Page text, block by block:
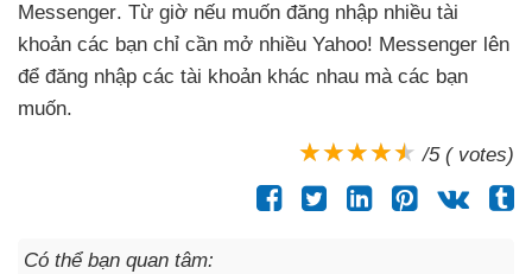
Messenger. Từ giờ nếu muốn đăng nhập nhiều tài
khoản các bạn chỉ cần mở nhiều Yahoo! Messenger lên
để đăng nhập các tài khoản khác nhau mà các bạn
muốn.
/5 ( votes)
Có thể bạn quan tâm: